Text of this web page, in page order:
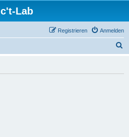
c't-Lab
Anmelden
Registrieren